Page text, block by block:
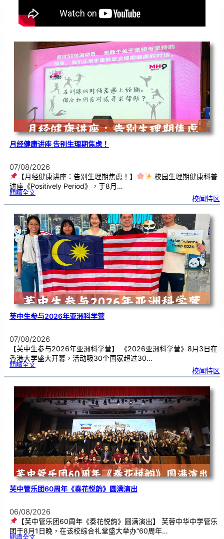
月经健康讲座 告别生理期焦虑！
07/08/2026
【月经健康讲座：告别生理期焦虑！】
校园生理期健康科普
讲座《Positively Period》，于8月…
閱讀全文:月
康
座
告
别
生
理
期
焦
虑
！
校闻特区
芙中生参与2026年亚洲科学营
07/08/2026
【芙中生参与2026年亚洲科学营】 《2026亚洲科学营》8月3日在
香港大学盛大开幕，活动吸30个国家超过30…
閱讀全文:芙
生
参
2
0
2
6
年
亚
洲科
校闻特区
芙中管乐团60周年《奏花悦韵》圆满演出
06/08/2026
【芙中管乐团60周年《奏花悦韵》圆满演出】 芙蓉中华中学管乐
团于8月1日晚，在该校综合礼堂盛大举办“60周年…
閱讀全文: